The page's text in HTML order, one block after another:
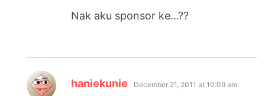
Nak aku sponsor ke…??
haniekunie says:
December 21, 2011 at 10:09 am